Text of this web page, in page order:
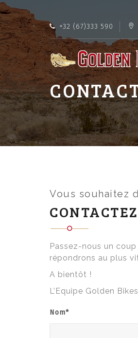
+32 (67)333 590
Vous souhaitez
Passez-nous un
répondrons au plus
A bientôt !
L’Equipe Golden Bikes
Nom*